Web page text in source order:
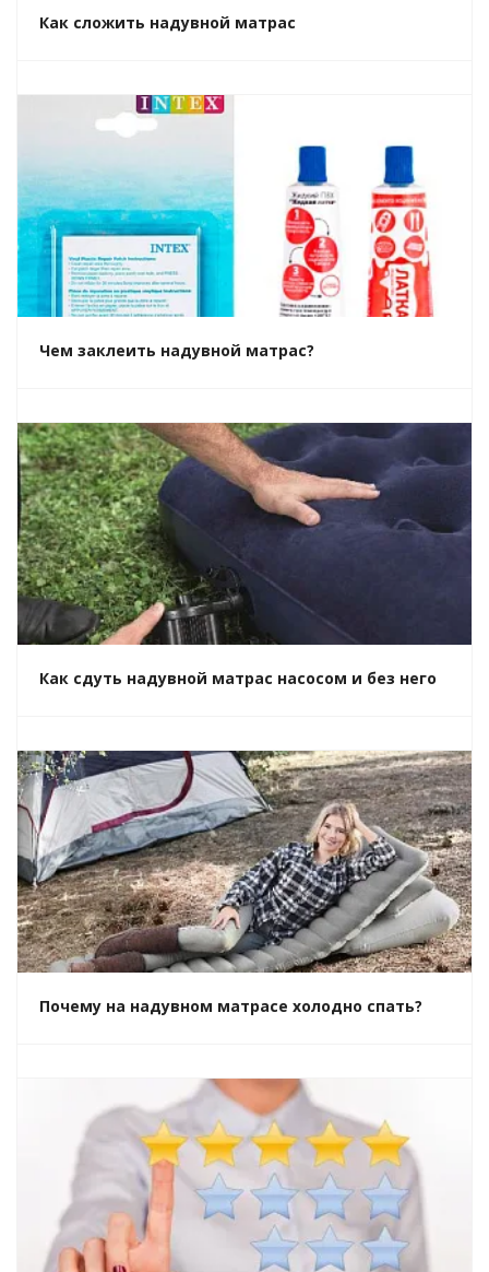
Как сложить надувной матрас
Чем заклеить надувной матрас?
Как сдуть надувной матрас насосом и без него
Почему на надувном матрасе холодно спать?